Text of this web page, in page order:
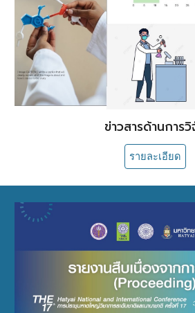
ข่าวสารด้านการ
รายละเอียด